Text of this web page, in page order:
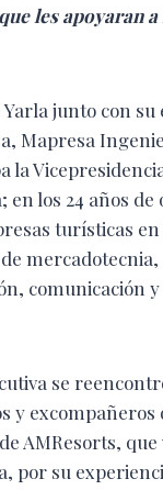
les apoyaran
junto con su
Mapresa
la
en los 24 años de
turísticas
mercadotecnia,
comunicación
se
y excompañeros
AMResorts,
por su